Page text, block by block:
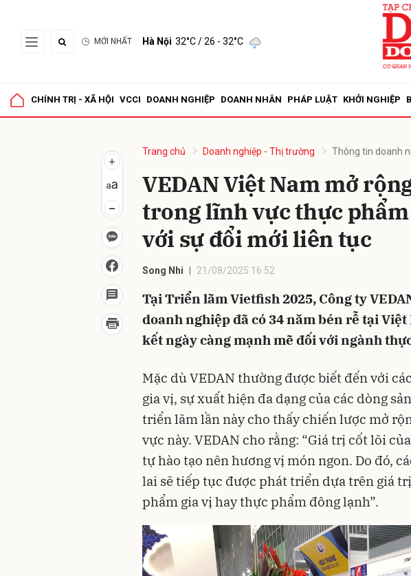
MỚI NHẤT Hà Nội 32°C/ 26 - 32°C
CHÍNH TRỊ - XÃ HỘI VCCI DOANH NGHIỆP DOANH NHÂN PHÁP LUẬT KHỞI NGHIỆP
Trang chủ Doanh nghiệp - Thị trường Thông tin doanh
VEDAN Việt Nam mở
trong lĩnh vực thực
với sự đổi mới liên tục
Song Nhi 21/08/2025 16:52
Tại Triển lãm Vietfish 2025, Công ty
doanh nghiệp đã có 34 năm bén rễ tại
kết ngày càng mạnh mẽ đối với ngành
Mặc dù VEDAN thường được biết đến với
gia vị, sự xuất hiện đa dạng của các dòng
triển lãm lần này cho thấy chiến lược mở
vực này. VEDAN cho rằng: “Giá trị cốt lõi
tự hào tạo nên hương vị món ngon. Do đó,
lai sẽ tiếp tục được phát triển dựa trên giá
phẩm gia vị hay thực phẩm đông lạnh”.